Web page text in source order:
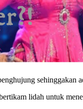
sehinggakan
lidah untuk